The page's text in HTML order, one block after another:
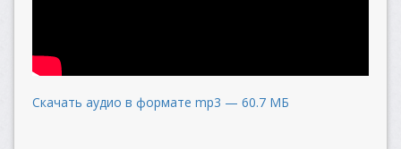
Скачать аудио в формате mp3 — 60.7 МБ